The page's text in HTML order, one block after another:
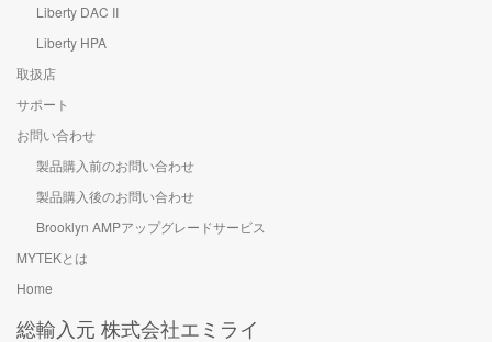
Liberty DAC II
Liberty HPA
取扱店
サポート
お問い合わせ
製品購入前のお問い合わせ
製品購入後のお問い合わせ
Brooklyn AMPアップグレードサービス
MYTEKとは
Home
総輸入元 株式会社エミライ